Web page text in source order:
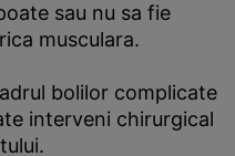
sau nu sa fie
musculara.
bolilor complicate
interveni chirurgical